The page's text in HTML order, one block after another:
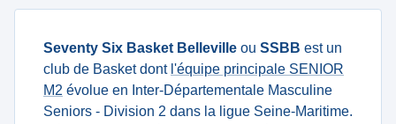
Seventy Six Basket Belleville ou SSBB est un
club de Basket dont l'équipe principale SENIOR
M2 évolue en Inter-Départementale Masculine
Seniors - Division 2 dans la ligue Seine-Maritime.